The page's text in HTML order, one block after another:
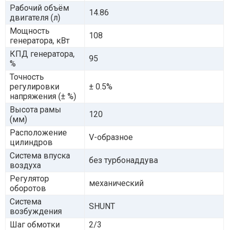
Рабочий объём
двигателя (л)
14.86
Мощность
генератора, кВт
108
КПД генератора,
%
95
Точность
регулировки
напряжения (± %)
± 0.5%
Высота рамы
(мм)
120
Расположение
цилиндров
V-образное
Система впуска
воздуха
без турбонаддува
Регулятор
оборотов
механический
Система
возбуждения
SHUNT
Шаг обмотки
2/3